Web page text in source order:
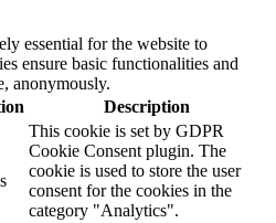
essential for the website to
ensure basic functionalities and
anonymously.
Description
This cookie is set by GDPR
Cookie Consent plugin. The
cookie is used to store the user
consent for the cookies in the
category "Analytics".